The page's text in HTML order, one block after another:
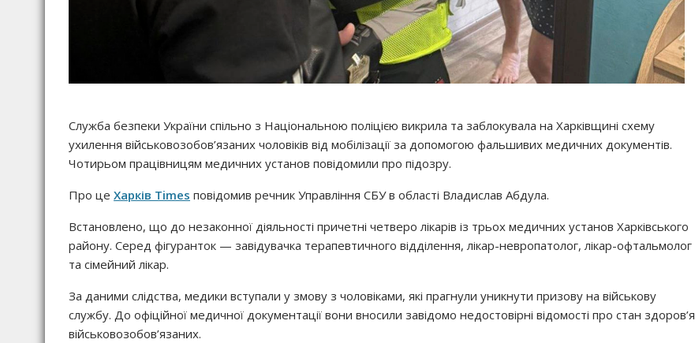
Служба безпеки України спільно з Національною поліцією викрила та заблокувала на Харківщині схему
ухилення військовозобов’язаних чоловіків від мобілізації за допомогою фальшивих медичних документів.
Чотирьом працівницям медичних установ повідомили про підозру.
Про це Харків Times повідомив речник Управління СБУ в області Владислав Абдула.
Встановлено, що до незаконної діяльності причетні четверо лікарів із трьох медичних установ Харківського
району. Серед фігуранток — завідувачка терапевтичного відділення, лікар-невропатолог, лікар-офтальмолог
та сімейний лікар.
За даними слідства, медики вступали у змову з чоловіками, які прагнули уникнути призову на військову
службу. До офіційної медичної документації вони вносили завідомо недостовірні відомості про стан здоров’я
військовозобов’язаних.